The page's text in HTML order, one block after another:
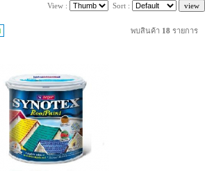
View : Sort :
พบสินค้า 18 รายการ